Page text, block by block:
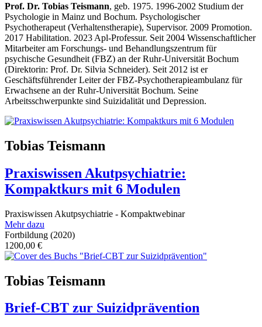
Prof. Dr. Tobias Teismann, geb. 1975. 1996-2002 Studium der
Psychologie in Mainz und Bochum. Psychologischer
Psychotherapeut (Verhaltenstherapie), Supervisor. 2009 Promotion.
2017 Habilitation. 2023 Apl-Professur. Seit 2004 Wissenschaftlicher
Mitarbeiter am Forschungs- und Behandlungszentrum für
psychische Gesundheit (FBZ) an der Ruhr-Universität Bochum
(Direktorin: Prof. Dr. Silvia Schneider). Seit 2012 ist er
Geschäftsführender Leiter der FBZ-Psychotherapieambulanz für
Erwachsene an der Ruhr-Universität Bochum. Seine
Arbeitsschwerpunkte sind Suizidalität und Depression.
Tobias Teismann
Praxiswissen Akutpsychiatrie:
Kompaktkurs mit 6 Modulen
Praxiswissen Akutpsychiatrie - Kompaktwebinar
Mehr dazu
Fortbildung (2020)
1200,00 €
Tobias Teismann
Brief-CBT zur Suizidprävention